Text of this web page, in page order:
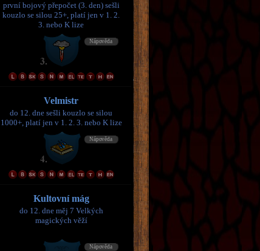
první bojový přepočet (3. den) sešli
kouzlo se silou 25+, platí jen v 1. 2.
3. nebo K lize
Velmistr
do 12. dne sešli kouzlo se silou
1000+, platí jen v 1. 2. 3. nebo K lize
Kultovní mág
do 12. dne měj 7 Velkých
magických věží